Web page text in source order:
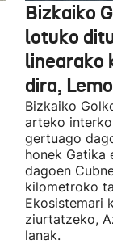
Bizkaiko
lotuko
linearako
dira,
Bizkaiko
arteko
gertuago
honek Gatika
dagoen
kilometroko
Ekosistemari
ziurtatzeko,
lanak.